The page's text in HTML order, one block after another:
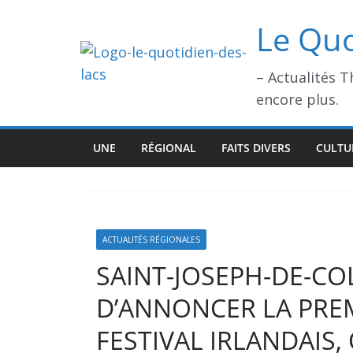
Le
– Actualités
encore plus.
UNE RÉGIONAL FAITS DIVERS
ACTUALITÉS RÉGIONALES
SAINT-JOSEPH-DE-
D’ANNONCER LA
FESTIVAL